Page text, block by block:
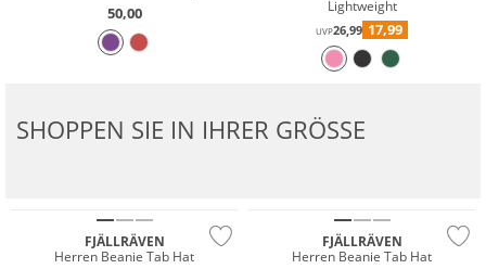
50,00
Lightweight
UVP26,99 17,99
SHOPPEN SIE IN IHRER GRÖSSE
FJÄLLRÄVEN
Herren Beanie Tab Hat
FJÄLLRÄVEN
Herren Beanie Tab Hat